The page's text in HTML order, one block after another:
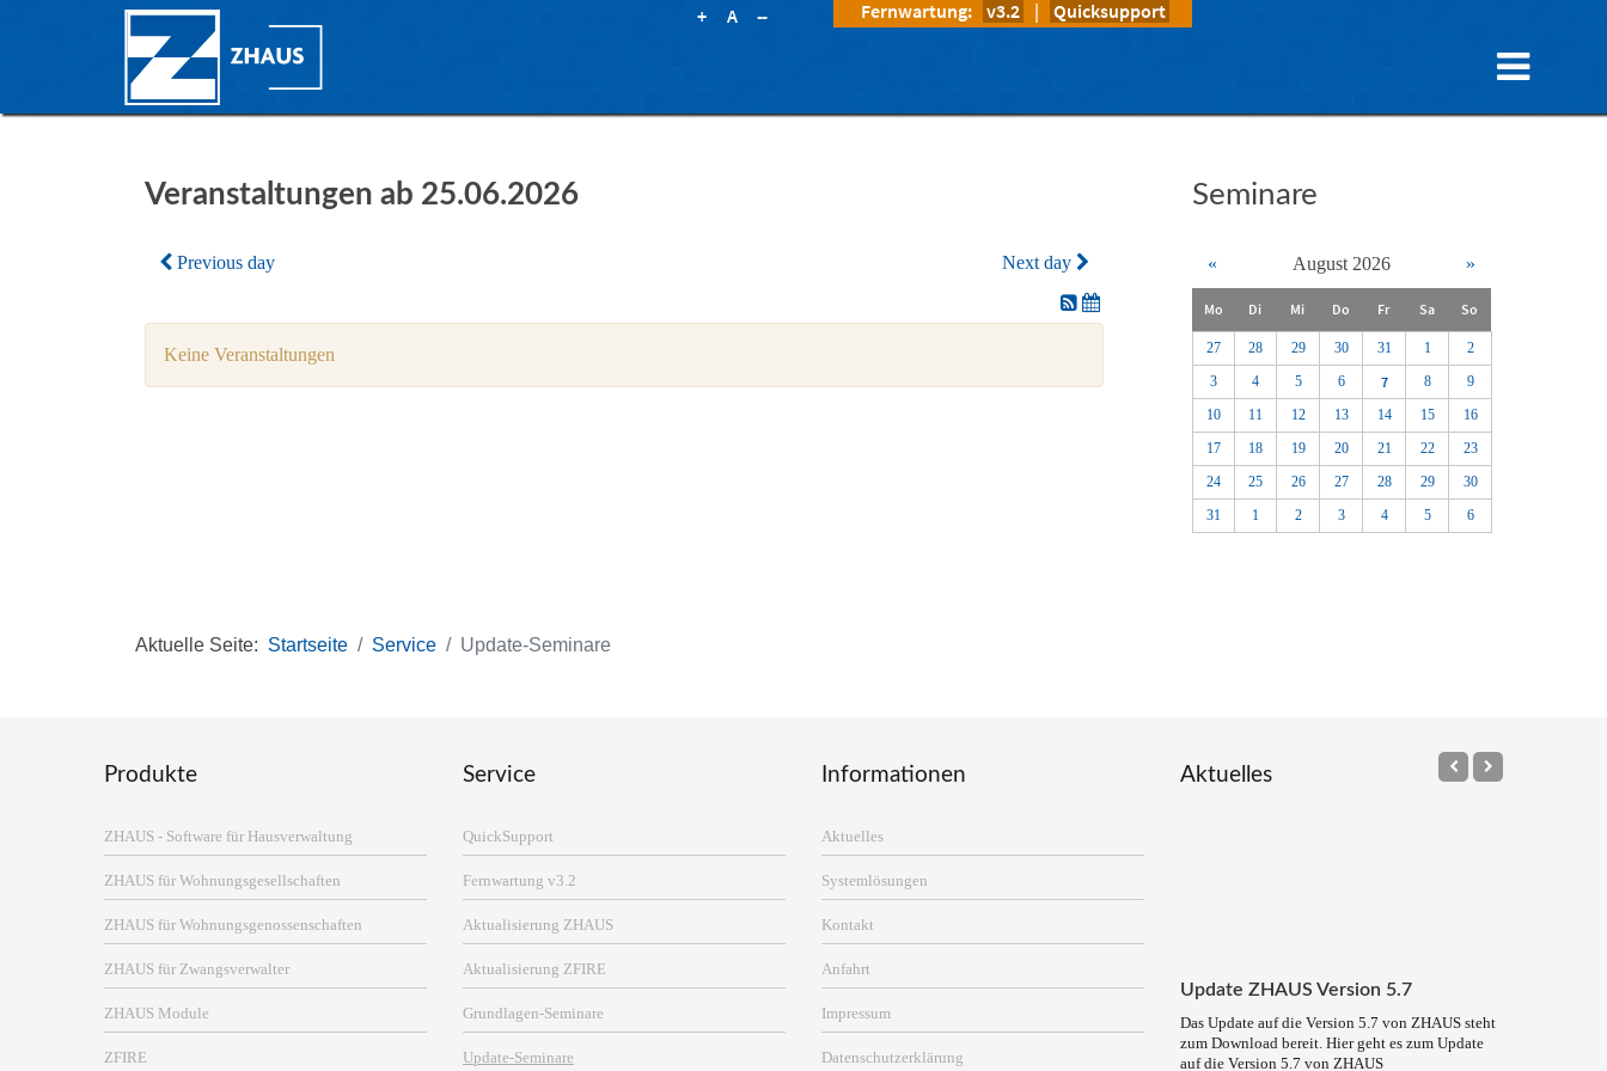
+ A -- Fernwartung: v3.2 | Quicksupport
Veranstaltungen ab 25.06.2026
Previous day Next day
Keine Veranstaltungen
Seminare
« August 2026 »
Mo Di Mi Do Fr Sa So
27 28 29 30 31 1
2
3
4 5 6 7 8
9
10
11 12 13 14 15
16
17
18 19 20 21 22
23
24
25 26 27 28 29
30
31
1 2 3 4 5 6
Aktuelle Seite: Startseite Service Update-Seminare
Produkte
ZHAUS - Software für Hausverwaltung
ZHAUS für Wohnungsgesellschaften
ZHAUS für Wohnungsgenossenschaften
ZHAUS für Zwangsverwalter
ZHAUS Module
ZFIRE
Service
QuickSupport
Fernwartung v3.2
Aktualisierung ZHAUS
Aktualisierung ZFIRE
Grundlagen-Seminare
Update-Seminare
Informationen
Aktuelles
Systemlösungen
Kontakt
Anfahrt
Impressum
Datenschutzerklärung
Aktuelles
Update ZHAUS Version 5.7
Das Update auf die Version 5.7 von ZHAUS steht
zum Download bereit. Hier geht es zum Update
auf die Version 5.7 von ZHAUS